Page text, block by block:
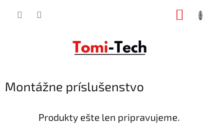
Montážne príslušenstvo
Produkty ešte len pripravujeme.